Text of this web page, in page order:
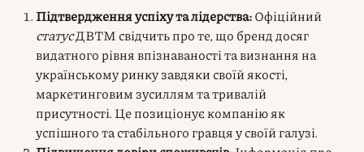
Підтвердження успіху та лідерства:Офіційний
статусДВТМ свідчить про те, що бренд досяг
видатного рівня впізнаваності та визнання на
українському ринку завдяки своїй якості,
маркетинговим зусиллям та тривалій
присутності. Це позиціонує компанію як
успішного та стабільного гравця у своїй галузі.